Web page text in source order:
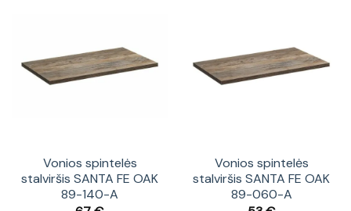
Vonios spintelės
stalviršis SANTA FE OAK
89-140-A
Vonios spintelės
stalviršis SANTA FE OAK
89-060-A